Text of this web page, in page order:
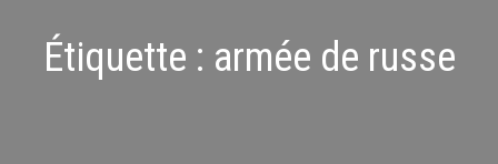
Étiquette : armée de russe